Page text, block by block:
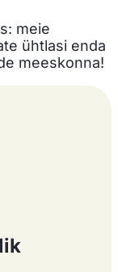
meie
ühtlasi enda
meeskonna!